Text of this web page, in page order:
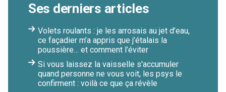
Ses derniers articles
Volets roulants : je les arrosais au jet d’eau,
ce façadier m’a appris que j’étalais la
poussière… et comment l’éviter
Si vous laissez la vaisselle s'accumuler
quand personne ne vous voit, les psys le
confirment : voilà ce que ça révèle